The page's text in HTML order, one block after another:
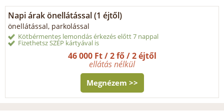
Napi árak önellátással (1 éjtől)
önellátással, parkolással
Kötbérmentes lemondás érkezés előtt 7 nappal
Fizethetsz SZÉP kártyával is
46 000 Ft / 2 fő / 2 éjtől
ellátás nélkül
Megnézem >>